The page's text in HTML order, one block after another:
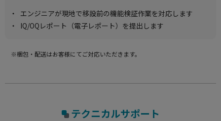
エンジニアが現地で移設前の機能検証作業を対応します
IQ/OQレポート（電子レポート）を提出します
※梱包・配送はお客様にてご対応いただきます。
テクニカルサポート